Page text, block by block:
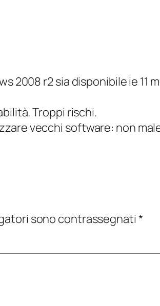
2008 r2 sia disponibile ie 11
Troppi rischi.
vecchi software: non
sono contrassegnati *